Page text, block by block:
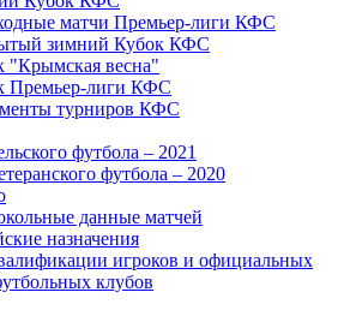
матчи Премьер-лиги КФС
зимний Кубок КФС
"Крымская весна"
Премьер-лиги КФС
турниров КФС
футбола – 2021
футбола – 2020
данные матчей
назначения
игроков и официальных
клубов